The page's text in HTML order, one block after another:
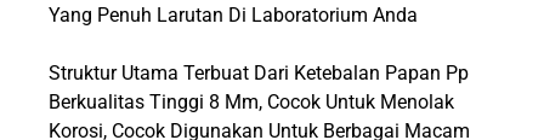
Yang Penuh Larutan Di Laboratorium Anda
Struktur Utama Terbuat Dari Ketebalan Papan Pp
Berkualitas Tinggi 8 Mm, Cocok Untuk Menolak
Korosi, Cocok Digunakan Untuk Berbagai Macam